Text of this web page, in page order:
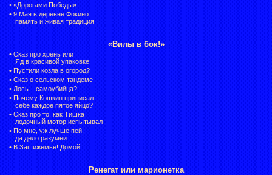
• «Дорогами Победы»
• 9 Мая в деревне Фокино:
память и живая традиция
«Вилы в бок!»
• Сказ про хрень или
Яд в красивой упаковке
• Пустили козла в огород?
• Сказ о сельском тандеме
• Лось – самоубийца?
• Почему Кошкин приписал
себе каждое пятое яйцо?
• Сказ про то, как Тишка
лодочный мотор испытывал
• По мне, уж лучше пей,
да дело разумей
• В Зашижемье! Домой!
Ренегат или марионетка